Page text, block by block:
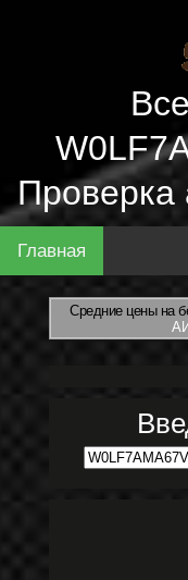
Проверка
Главная
Средние цены на